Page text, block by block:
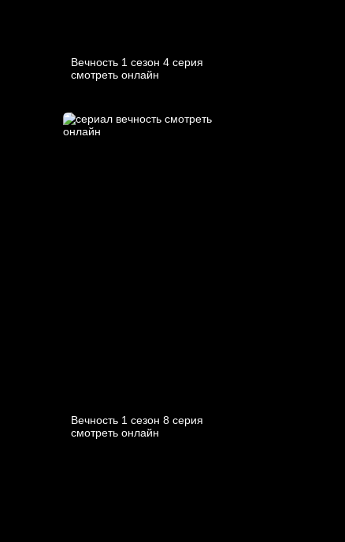
Вечность 1 сезон 4 серия
смотреть онлайн
Вечность 1 сезон 8 серия
смотреть онлайн